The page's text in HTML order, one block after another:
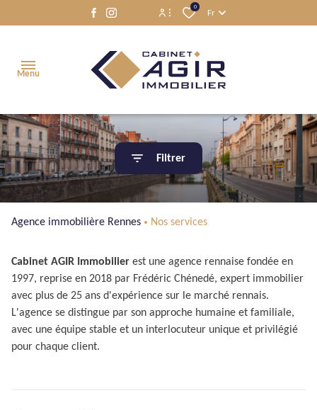
Espace propriétaire
Espace locataire
0
Fr
Menu
ACCUEIL
VENTES
LOCATIONS
SERVICES
NOTRE
Filtrer
Agence immobilière Rennes Nos services
Cabinet AGIR Immobilier est une agence rennaise fondée en
1997, reprise en 2018 par Frédéric Chénedé, expert immobilier
avec plus de 25 ans d'expérience sur le marché rennais.
L'agence se distingue par son approche humaine et familiale,
avec une équipe stable et un interlocuteur unique et privilégié
pour chaque client.